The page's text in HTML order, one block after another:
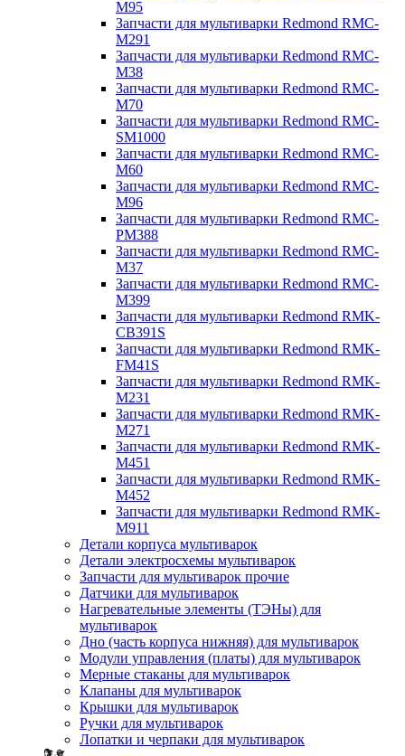
M95
Запчасти для мультиварки Redmond RMC-
M291
Запчасти для мультиварки Redmond RMC-
M38
Запчасти для мультиварки Redmond RMC-
M70
Запчасти для мультиварки Redmond RMC-
SM1000
Запчасти для мультиварки Redmond RMC-
M60
Запчасти для мультиварки Redmond RMC-
M96
Запчасти для мультиварки Redmond RMC-
PM388
Запчасти для мультиварки Redmond RMC-
M37
Запчасти для мультиварки Redmond RMC-
M399
Запчасти для мультиварки Redmond RMK-
CB391S
Запчасти для мультиварки Redmond RMK-
FM41S
Запчасти для мультиварки Redmond RMK-
M231
Запчасти для мультиварки Redmond RMK-
M271
Запчасти для мультиварки Redmond RMK-
M451
Запчасти для мультиварки Redmond RMK-
M452
Запчасти для мультиварки Redmond RMK-
M911
Детали корпуса мультиварок
Детали электросхемы мультиварок
Запчасти для мультиварок прочие
Датчики для мультиварок
Нагревательные элементы (ТЭНы) для
мультиварок
Дно (часть корпуса нижняя) для мультиварок
Модули управления (платы) для мультиварок
Мерные стаканы для мультиварок
Клапаны для мультиварок
Крышки для мультиварок
Ручки для мультиварок
Лопатки и черпаки для мультиварок